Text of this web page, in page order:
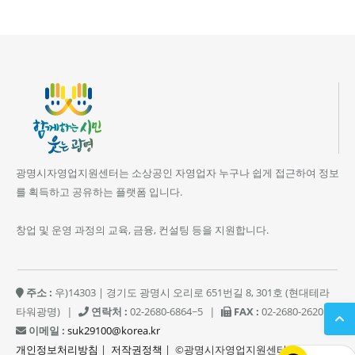
광명시자영업지원센터는 소상공인 자영업자 누구나 쉽게 접근하여 정보
를 획득하고 공유하는 플랫폼 입니다.
창업 및 운영 과정의 교육, 금융, 컨설팅 등을 지원합니다.
주소 : 우)14303 | 경기도 광명시 오리로 651번길 8, 301호 (현대테라
타워광명)
| 연락처 : 02-2680-6864~5 | FAX : 02-2680-2620
이메일 : suk29100@korea.kr
개인정보처리방침 | 저작권정책 | ©광명시자영업지원센터